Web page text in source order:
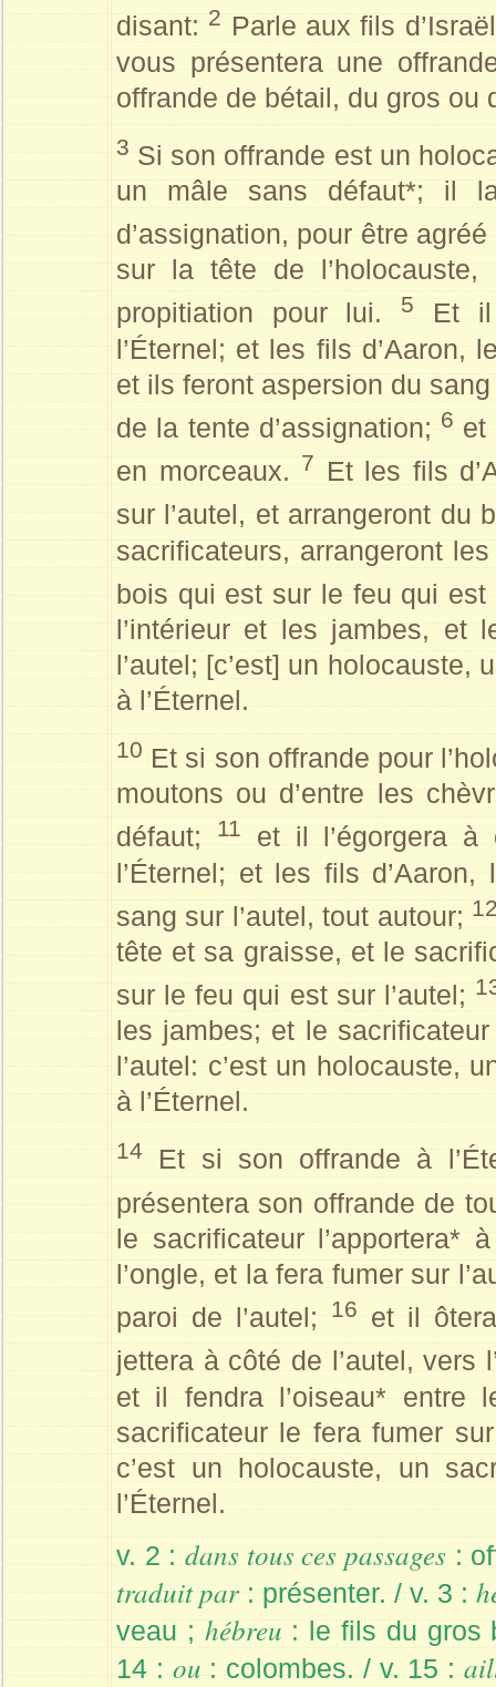
disant: 2 Parle aux fils
vous présentera une
offrande de bétail, du gros ou
3 Si son offrande est un
un mâle sans défaut*; il
d’assignation, pour être
sur la tête de
propitiation pour lui.
5
Et il
l’Éternel; et les fils d’Aaron,
et ils feront aspersion du
de la tente d’assignation; 6 et
en morceaux. 7
Et les fils
sur l’autel, et arrangeront du
sacrificateurs, arrangeront
bois qui est sur le feu qui est
l’intérieur et les jambes, et
l’autel; [c’est] un holocauste,
à l’Éternel.
10 Et si son offrande pour
moutons ou d’entre les
défaut;
11
et il l’égorgera à
l’Éternel; et les fils
sang sur l’autel, tout autour;
tête et sa graisse, et le
sur le feu qui est sur l’autel;
les jambes; et le
l’autel: c’est un holocauste,
à l’Éternel.
14
Et si son offrande à
présentera son offrande de
le sacrificateur l’apportera*
l’ongle, et la fera fumer sur
paroi de l’autel;
16
et il
jettera à côté de l’autel,
et il fendra l’oiseau*
sacrificateur le fera fumer
c’est un holocauste, un
l’Éternel.
v. 2 : dans tous ces passages :
traduit par: présenter. / v. 3 :
veau ; hébreu : le fils du
14 : ou : colombes. / v. 15 :